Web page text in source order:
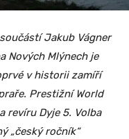
Jakub Vágner
Nových Mlýnech je
v historii zamíří
Prestižní World
revíru Dyje 5. Volba
„český ročník“